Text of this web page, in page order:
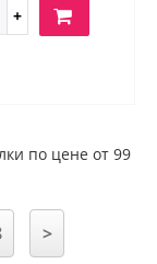
по цене от 99
>